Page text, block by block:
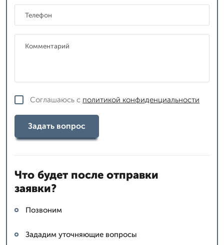
Соглашаюсь с политикой конфиденциальности
Задать вопрос
Что будет после отправки
заявки?
Позвоним
Зададим уточняющие вопросы